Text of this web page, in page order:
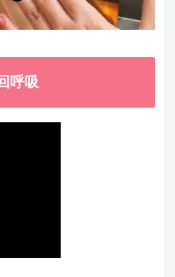
呼吸